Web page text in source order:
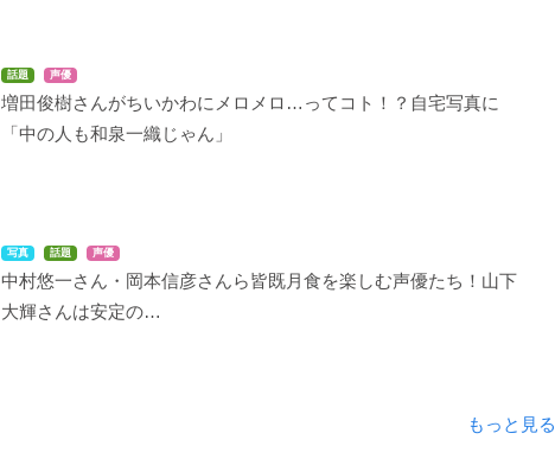
話題 声優
増田俊樹さんがちいかわにメロメロ…ってコト！？自宅写真に
「中の人も和泉一織じゃん」
写真 話題 声優
中村悠一さん・岡本信彦さんら皆既月食を楽しむ声優たち！山下
大輝さんは安定の…
もっと見る